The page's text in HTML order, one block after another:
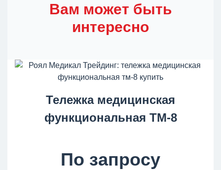
Вам может быть
интересно
Тележка медицинская
функциональная ТМ-8
По запросу